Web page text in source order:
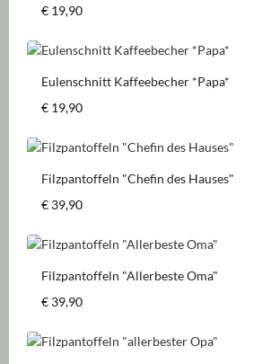
Regulärer Preis:
€ 19,90
Eulenschnitt Kaffeebecher *Papa*
Regulärer Preis:
€ 19,90
Filzpantoffeln "Chefin des Hauses"
Regulärer Preis:
€ 39,90
Filzpantoffeln "Allerbeste Oma"
Regulärer Preis:
€ 39,90